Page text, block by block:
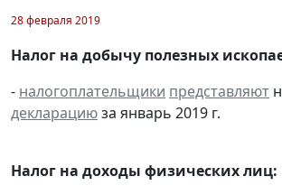
28 февраля 2019
Налог на добычу полезных
- налогоплательщики представляют
декларациюза январь 2019 г.
Налог на доходы физических лиц: